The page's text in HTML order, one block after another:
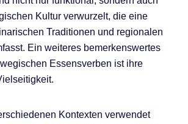
Kultur verwurzelt, die eine
Traditionen und regionalen
Ein weiteres bemerkenswertes
Essensverben ist ihre
Kontexten verwendet